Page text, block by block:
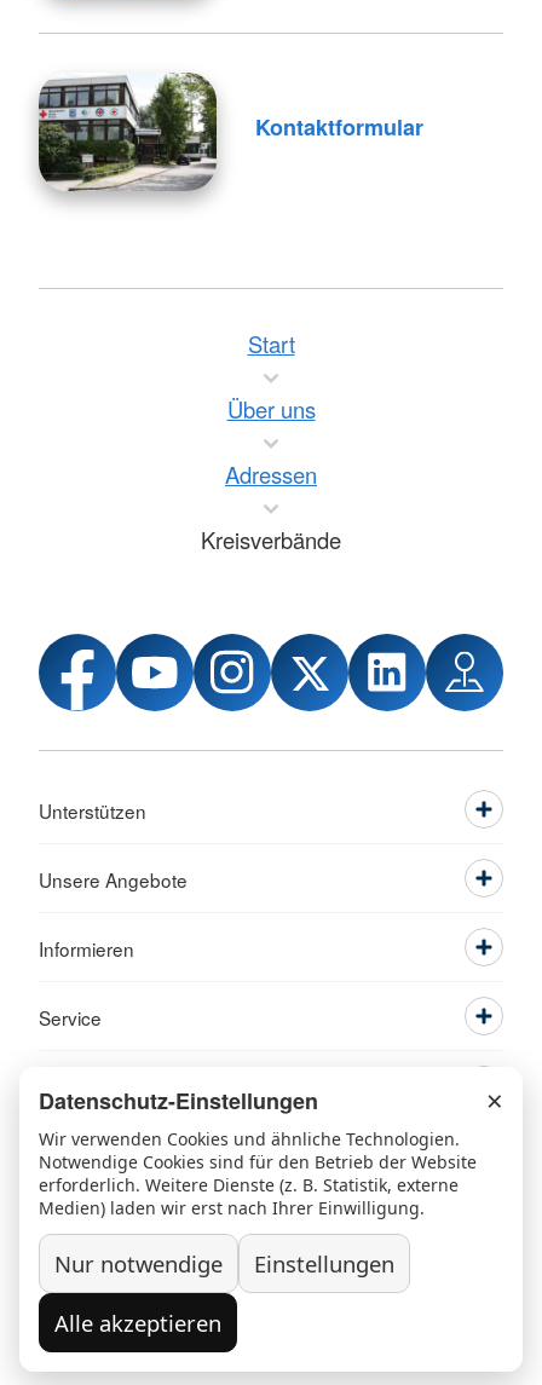
Kontaktformular
Start
Über uns
Adressen
Kreisverbände
Unterstützen
Unsere Angebote
Informieren
Service
Ansprechpartner Kontakt Beschwerde/Lob
Datenschutz Grundsatzerklärung nach LkSG
Widerruf/Kündigung
© 2026 Kreisverband Rosenheim
Datenschutz-Einstellungen ×
Wir verwenden Cookies und ähnliche Technologien.
Notwendige Cookies sind für den Betrieb der Website
erforderlich. Weitere Dienste (z. B. Statistik, externe
Medien) laden wir erst nach Ihrer Einwilligung.
Nur notwendige
Einstellungen
Alle akzeptieren